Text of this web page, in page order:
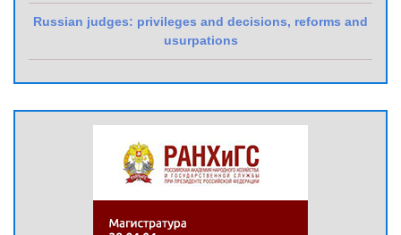
Russian judges: privileges and decisions, reforms and
usurpations